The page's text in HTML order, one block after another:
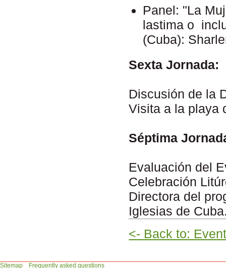
Panel: "La
lastima o
(Cuba):
Sexta Jornada:
Discusión de la
Visita a la playa
Séptima
Evaluación del
Celebración
Directora del
Iglesias de
<- Back to:
Sitemap Frequently asked questions